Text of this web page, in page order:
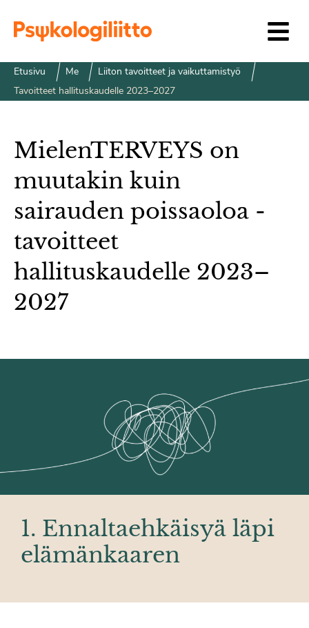
Etusivu Me
Liiton tavoitteet ja vaikuttamistyö
Tavoitteet hallituskaudelle 2023–2027
MielenTERVEYS on
muutakin kuin
sairauden poissaoloa -
tavoitteet
hallituskaudelle 2023–
2027
1. Ennaltaehkäisyä läpi
elämänkaaren